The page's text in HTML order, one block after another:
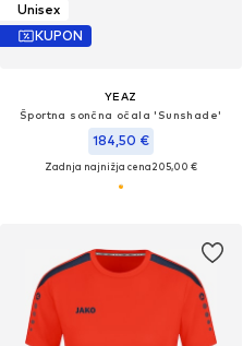
Unisex
KUPON
YEAZ
Športna sončna očala 'Sunshade'
184,50 €
Zadnja najnižja cena205,00 €